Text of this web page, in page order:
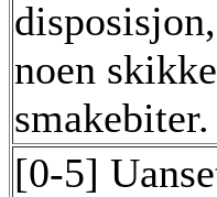
noen
smakebiter.
[0-5]